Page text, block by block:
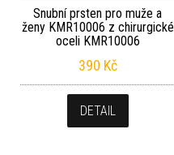
Snubní prsten pro muže a
ženy KMR10006 z chirurgické
oceli KMR10006
390 Kč
DETAIL